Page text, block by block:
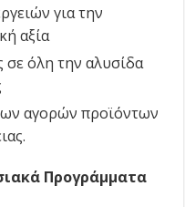
για την
αξία
όλη την αλυσίδα
αγορών προϊόντων
Προγράμματα